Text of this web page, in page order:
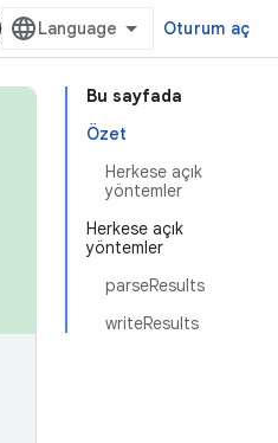
Oturum aç
Bu sayfada
Özet
Herkese açık
yöntemler
Herkese açık
yöntemler
parseResults
writeResults